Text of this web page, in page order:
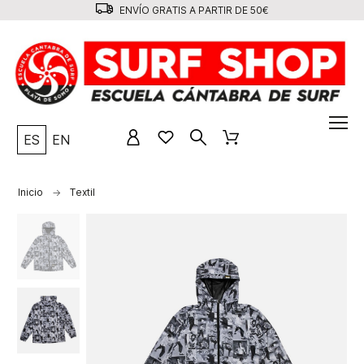
ENVÍO GRATIS A PARTIR DE 50€
ES EN
Inicio Textil